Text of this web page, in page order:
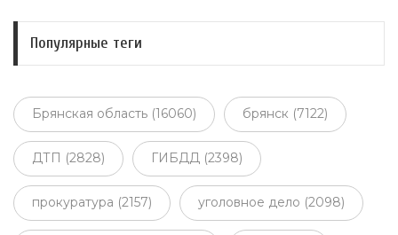
Популярные теги
Брянская область (16060) брянск (7122)
ДТП (2828) ГИБДД (2398)
прокуратура (2157) уголовное дело (2098)